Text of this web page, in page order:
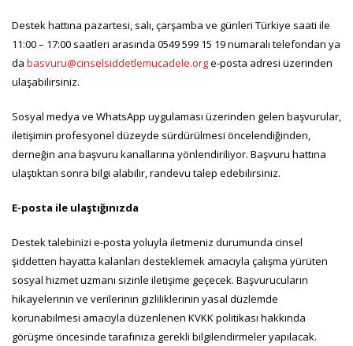
Destek hattına pazartesi, salı, çarşamba ve günleri Türkiye saati ile
11:00 – 17:00 saatleri arasında 0549 599 15 19 numaralı telefondan ya
da basvuru@cinselsiddetlemucadele.orge-posta adresi üzerinden
ulaşabilirsiniz.
Sosyal medya ve WhatsApp uygulaması üzerinden gelen başvurular,
iletişimin profesyonel düzeyde sürdürülmesi öncelendiğinden,
derneğin ana başvuru kanallarına yönlendiriliyor. Başvuru hattına
ulaştıktan sonra bilgi alabilir, randevu talep edebilirsiniz.
E-posta ile ulaştığınızda
Destek talebinizi e-posta yoluyla iletmeniz durumunda cinsel
şiddetten hayatta kalanları desteklemek amacıyla çalışma yürüten
sosyal hizmet uzmanı sizinle iletişime geçecek. Başvurucuların
hikayelerinin ve verilerinin gizliliklerinin yasal düzlemde
korunabilmesi amacıyla düzenlenen KVKK politikası hakkında
görüşme öncesinde tarafınıza gerekli bilgilendirmeler yapılacak.